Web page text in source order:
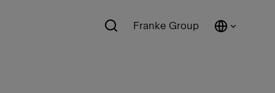
Franke Group